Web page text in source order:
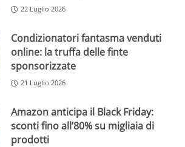
22 Luglio 2026
Condizionatori fantasma venduti
online: la truffa delle finte
sponsorizzate
21 Luglio 2026
Amazon anticipa il Black Friday:
sconti fino all’80% su migliaia di
prodotti